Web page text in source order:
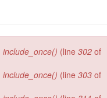
include_once() (line 302 of
include_once() (line 303 of